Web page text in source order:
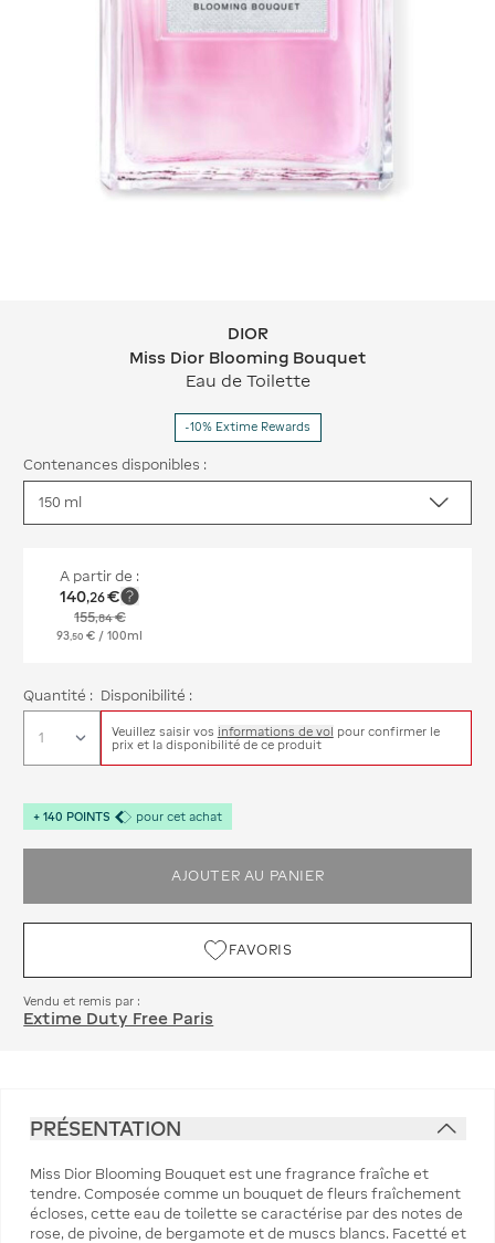
DIOR Miss Dior Blooming Bouquet
DIOR
Miss Dior Blooming Bouquet
Eau de Toilette
-10% Extime Rewards
Contenances disponibles :
A partir de :
140,26€
155,84€
93 50 € / 100ml
Quantité : Disponibilité :
Veuillez saisir vos informations de vol pour confirmer le
prix et la disponibilité de ce produit
+ 140 POINTS pour cet achat
AJOUTER AU PANIER
FAVORIS
Vendu et remis par :
Extime Duty Free Paris
PRÉSENTATION
Miss Dior Blooming Bouquet est une fragrance fraîche et
tendre. Composée comme un bouquet de fleurs fraîchement
écloses, cette eau de toilette se caractérise par des notes de
rose, de pivoine, de bergamote et de muscs blancs. Facetté et